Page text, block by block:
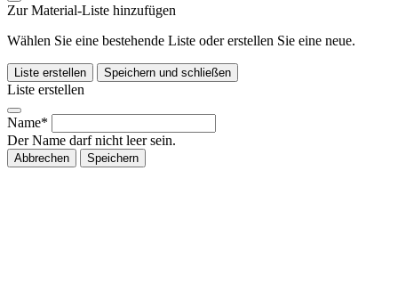
Zur Material-Liste hinzufügen
Wählen Sie eine bestehende Liste oder erstellen Sie eine neue.
Liste erstellen Speichern und schließen
Liste erstellen
Name*
Der Name darf nicht leer sein.
Abbrechen Speichern